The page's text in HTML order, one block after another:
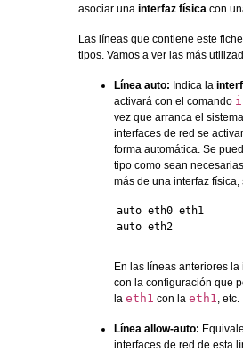
asociar una interfaz física con
Las líneas que contiene este
tipos. Vamos a ver las más
Línea auto: Indica la
activará con el comando
vez que arranca el
interfaces de red se
forma automática. Se
tipo como sean
más de una interfaz
auto eth0 eth1
auto eth2
En las líneas anteriores la
con la configuración que
la eth1 con la eth1 , etc.
Línea allow-auto:
interfaces de red de esta